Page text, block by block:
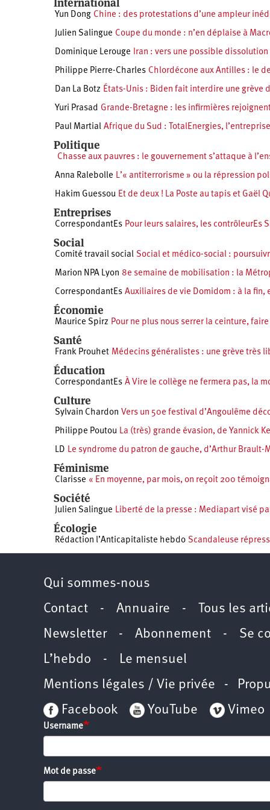
International
Yun Dong Chine : des protestations d’une ampleur
Julien Salingue Coupe du monde : n’en déplaise à
Dominique Lerouge Iran : vers une possible
Philippe Pierre-Charles Chlordécone aux Antilles : le
Dan La Botz États-Unis : Biden fait interdire une grève
Yuri Prasad Grande-Bretagne : les infirmières
Paul Martial Afrique du Sud : TotalEnergies,
Politique
Chasse aux pauvres : le gouvernement s’attaque à
Anna Ralebolle L’« antiterrorisme » ou la répression
Hakim Guessou Et de deux ! La Poste au tapis et Gaël
Entreprises
CorrespondantEs Pour leurs salaires, les contrôleurEs
Social
Comité travail social Social et médico-social :
Marion NPA Lyon 8e semaine de mobilisation : la
CorrespondantEs Auxiliaires de vie Domidom : à la fin,
Économie
Maurice Spirz Pour ne plus nous serrer la ceinture,
Santé
Frank Prouhet Médecins généralistes : une grève très
Éducation
CorrespondantEs À Vire le collège ne fermera pas, la
Culture
Sylvain Chardon Vers un 50e festival d’Angoulême
Philippe Poutou La (très) grande évasion, de Yannick
LD Le syndrome du patron de gauche, d’Arthur Brault-
Féminisme
Clarisse « En moyenne, par mois, on reçoit 200
Société
Julien Salingue Liberté de la presse : Mediapart visé
Écologie
Rédaction l’Anticapitaliste hebdo Scandaleuse
Qui sommes-nous
Contact - Annuaire - Tous les
Newsletter- Abonnement - Se
L’hebdo - Le mensuel
Mentions légales / Vie privée -
Facebook
YouTube Vimeo
Username
Mot de passe